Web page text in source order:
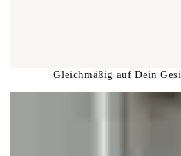
Gleichmäßig auf Dein